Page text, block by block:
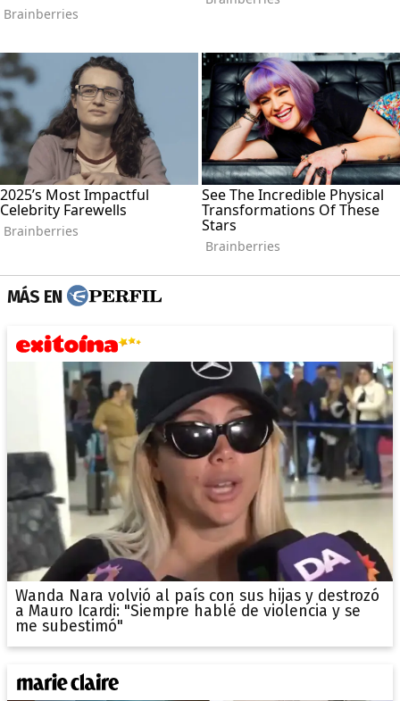
MÁS EN
Wanda Nara volvió al país con sus hijas y destrozó
a Mauro Icardi: "Siempre hablé de violencia y se
me subestimó"